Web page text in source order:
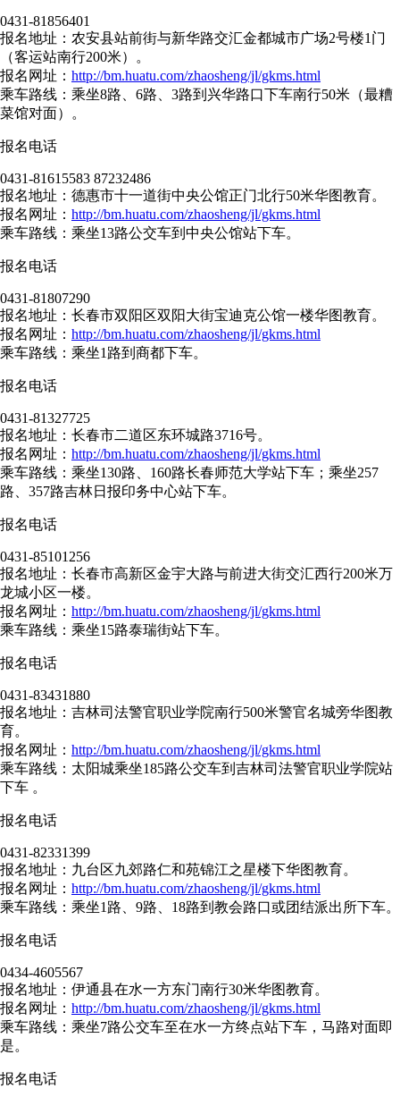
0431-81856401
报名地址：农安县站前街与新华路交汇金都城市广场2号楼1门
（客运站南行200米）。
报名网址： http://bm.huatu.com/zhaosheng/jl/gkms.html
乘车路线：乘坐8路、6路、3路到兴华路口下车南行50米（最糟
菜馆对面）。
报名电话
0431-81615583 87232486
报名地址：德惠市十一道街中央公馆正门北行50米华图教育。
报名网址： http://bm.huatu.com/zhaosheng/jl/gkms.html
乘车路线：乘坐13路公交车到中央公馆站下车。
报名电话
0431-81807290
报名地址：长春市双阳区双阳大街宝迪克公馆一楼华图教育。
报名网址： http://bm.huatu.com/zhaosheng/jl/gkms.html
乘车路线：乘坐1路到商都下车。
报名电话
0431-81327725
报名地址：长春市二道区东环城路3716号。
报名网址： http://bm.huatu.com/zhaosheng/jl/gkms.html
乘车路线：乘坐130路、160路长春师范大学站下车；乘坐257
路、357路吉林日报印务中心站下车。
报名电话
0431-85101256
报名地址：长春市高新区金宇大路与前进大街交汇西行200米万
龙城小区一楼。
报名网址： http://bm.huatu.com/zhaosheng/jl/gkms.html
乘车路线：乘坐15路泰瑞街站下车。
报名电话
0431-83431880
报名地址：吉林司法警官职业学院南行500米警官名城旁华图教
育。
报名网址： http://bm.huatu.com/zhaosheng/jl/gkms.html
乘车路线：太阳城乘坐185路公交车到吉林司法警官职业学院站
下车 。
报名电话
0431-82331399
报名地址：九台区九郊路仁和苑锦江之星楼下华图教育。
报名网址： http://bm.huatu.com/zhaosheng/jl/gkms.html
乘车路线：乘坐1路、9路、18路到教会路口或团结派出所下车。
报名电话
0434-4605567
报名地址：伊通县在水一方东门南行30米华图教育。
报名网址： http://bm.huatu.com/zhaosheng/jl/gkms.html
乘车路线：乘坐7路公交车至在水一方终点站下车，马路对面即
是。
报名电话